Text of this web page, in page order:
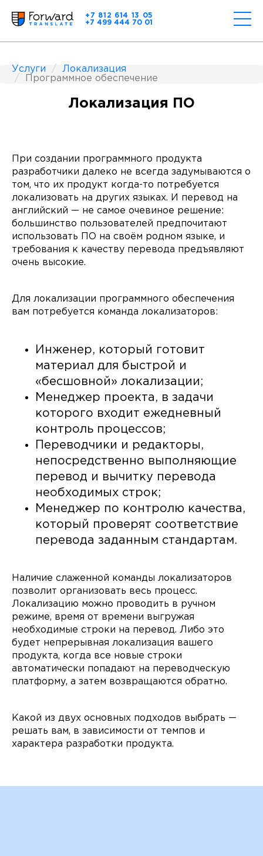
+7 812 614 13 05
+7 499 444 70 01
Услуги
Локализация
Программное обеспечение
Локализация ПО
При создании программного продукта
разработчики далеко не всегда задумываются о
том, что их продукт когда-то потребуется
локализовать на других языках. И перевод на
английский — не самое очевиное решение:
большинство пользователей предпочитают
использовать ПО на своём родном языке, и
требования к качеству перевода предъявляют
очень высокие.
Для локализации программного обеспечения
вам потребуется команда локализаторов:
Инженер, который готовит
материал для быстрой и
«бесшовной» локализации;
Менеджер проекта, в задачи
которого входит ежедневный
контроль процессов;
Переводчики и редакторы,
непосредственно выполняющие
перевод и вычитку перевода
необходимых строк;
Менеджер по контролю качества,
который проверят соответствие
перевода заданным стандартам.
Наличие слаженной команды локализаторов
позволит организовать весь процесс.
Локализацию можно проводить в ручном
режиме, время от времени выгружая
необходимые строки на перевод. Либо это
будет непрерывная локализация вашего
продукта, когда все новые строки
автоматически попадают на переводческую
платформу, а затем возвращаются обратно.
Какой из двух основных подходов выбрать —
решать вам, в зависимости от темпов и
характера разработки продукта.